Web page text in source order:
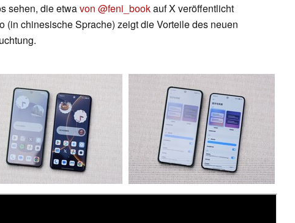
sehen, die etwavon @feni_bookauf X veröffentlicht
(in chinesische Sprache) zeigt die Vorteile des neuen